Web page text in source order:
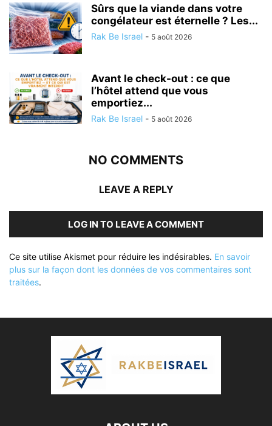
Sûrs que la viande dans votre
congélateur est éternelle ? Les...
Rak Be Israel - 5 août 2026
Avant le check-out : ce que
l’hôtel attend que vous
emportiez...
Rak Be Israel - 5 août 2026
NO COMMENTS
LEAVE A REPLY
LOG IN TO LEAVE A COMMENT
Ce site utilise Akismet pour réduire les indésirables. En savoir
plus sur la façon dont les données de vos commentaires sont
traitées.